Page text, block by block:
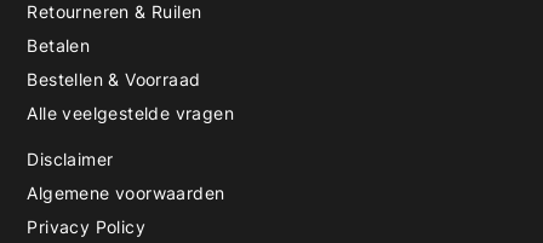
Retourneren & Ruilen
Betalen
Bestellen & Voorraad
Alle veelgestelde vragen
Disclaimer
Algemene voorwaarden
Privacy Policy